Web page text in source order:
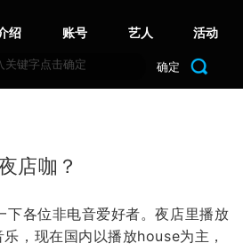
绍 账号 艺人 活动
确定
店咖？
下各位非电音爱好者。夜店里播放
，现在国内以播放house为主，